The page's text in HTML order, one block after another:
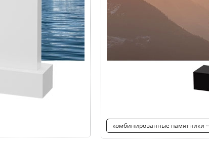
комбинированные памятники